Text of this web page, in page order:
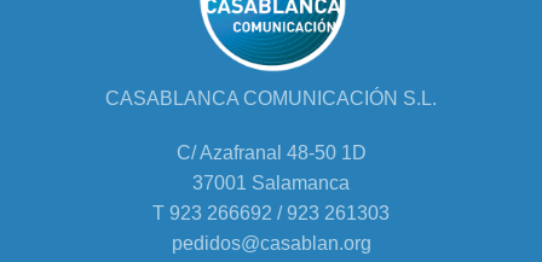
CASABLANCA COMUNICACIÓN S.L.
C/ Azafranal 48-50 1D
37001 Salamanca
T 923 266692 / 923 261303
pedidos@casablan.org